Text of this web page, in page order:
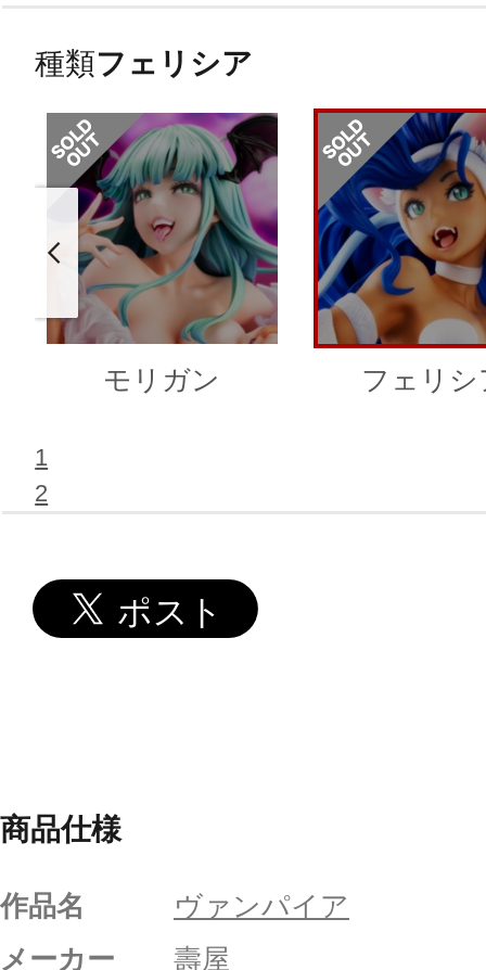
種類フェリシア
モリガン フェリシ
1
2
商品仕様
作品名
ヴァンパイア
メーカー
壽屋